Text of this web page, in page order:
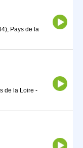
Pays de la
de la Loire -